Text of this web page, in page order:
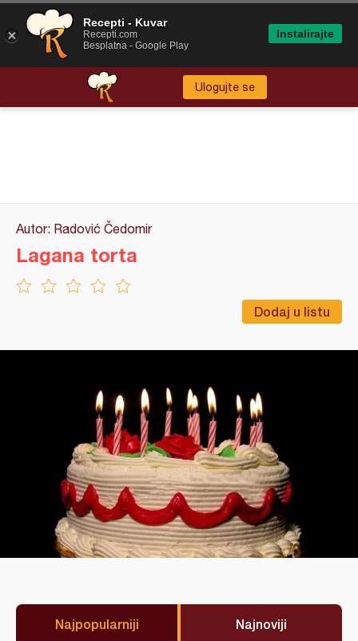
Ulogujte se
Autor: Radović Čedomir
Dodaj u listu
Lagana torta
Najpopularniji Najnoviji
Recepti - Kuvar
Recepti.com
Besplatna - Google Play
Instalirajte